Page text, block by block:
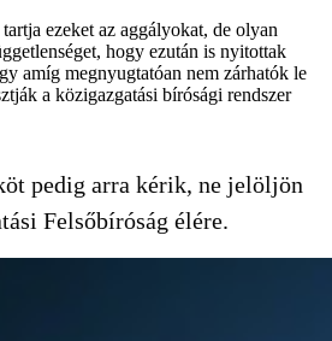
ezeket az aggályokat, de olyan
hogy ezután is nyitottak
amíg megnyugtatóan nem zárhatók le
a közigazgatási bírósági rendszer
pedig arra kérik, ne jelöljön
Felsőbíróság élére.